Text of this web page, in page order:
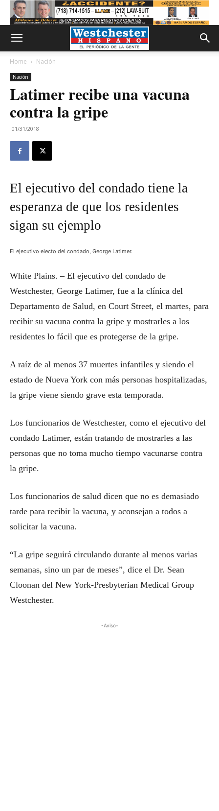
Home Nación
Nación
Latimer recibe una vacuna
contra la gripe
01/31/2018
El ejecutivo del condado tiene la
esperanza de que los residentes
sigan su ejemplo
El ejecutivo electo del condado, George Latimer.
White Plains. – El ejecutivo del condado de
Westchester, George Latimer, fue a la clínica del
Departamento de Salud, en Court Street, el martes, para
recibir su vacuna contra la gripe y mostrarles a los
residentes lo fácil que es protegerse de la gripe.
A raíz de al menos 37 muertes infantiles y siendo el
estado de Nueva York con más personas hospitalizadas,
la gripe viene siendo grave esta temporada.
Los funcionarios de Westchester, como el ejecutivo del
condado Latimer, están tratando de mostrarles a las
personas que no toma mucho tiempo vacunarse contra
la gripe.
Los funcionarios de salud dicen que no es demasiado
tarde para recibir la vacuna, y aconsejan a todos a
solicitar la vacuna.
“La gripe seguirá circulando durante al menos varias
semanas, sino un par de meses”, dice el Dr. Sean
Cloonan del New York-Presbyterian Medical Group
Westchester.
-Aviso-